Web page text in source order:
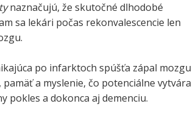
naznačujú, že skutočné dlhodobé
sa lekári počas rekonvalescencie len
po infarktoch spúšťa zápal mozgu
a myslenie, čo potenciálne vytvára
pokles a dokonca aj demenciu.